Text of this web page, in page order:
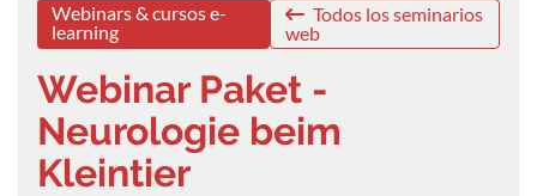
Webinars & cursos e-
learning
Todos los seminarios
web
Webinar Paket -
Neurologie beim
Kleintier